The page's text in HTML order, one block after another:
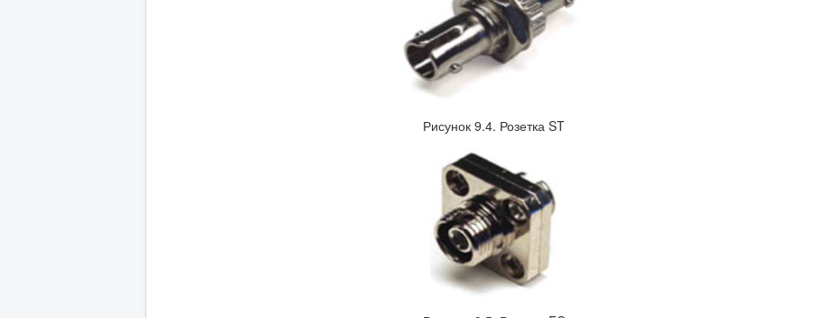
Рисунок 9.4. Розетка ST